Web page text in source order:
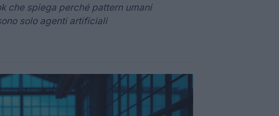
che spiega perché pattern umani
solo agenti artificiali